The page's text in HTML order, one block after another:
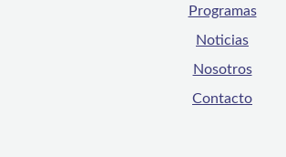
Programas
Noticias
Nosotros
Contacto